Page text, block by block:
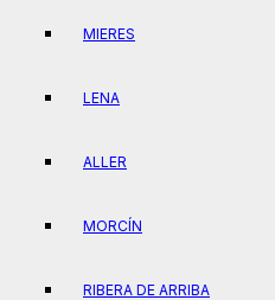
MIERES
LENA
ALLER
MORCÍN
RIBERA DE ARRIBA